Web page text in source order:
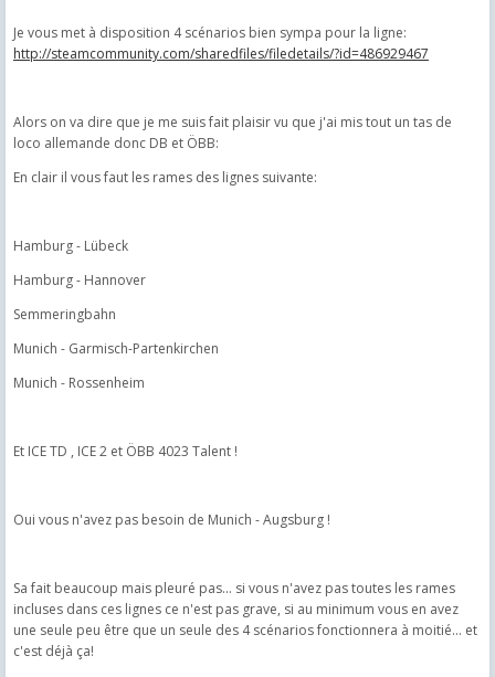
Je vous met à disposition 4 scénarios bien sympa pour la ligne:
http://steamcommunity.com/sharedfiles/filedetails/?id=486929467
Alors on va dire que je me suis fait plaisir vu que j'ai mis tout un tas de
loco allemande donc DB et ÖBB:
En clair il vous faut les rames des lignes suivante:
Hamburg - Lübeck
Hamburg - Hannover
Semmeringbahn
Munich - Garmisch-Partenkirchen
Munich - Rossenheim
Et ICE TD , ICE 2 et ÖBB 4023 Talent !
Oui vous n'avez pas besoin de Munich - Augsburg !
Sa fait beaucoup mais pleuré pas... si vous n'avez pas toutes les rames
incluses dans ces lignes ce n'est pas grave, si au minimum vous en avez
une seule peu être que un seule des 4 scénarios fonctionnera à moitié... et
c'est déjà ça!